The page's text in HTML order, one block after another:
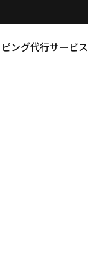
ング代行サービス